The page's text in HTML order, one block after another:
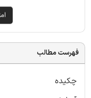
فهرست مطالب
چکیده